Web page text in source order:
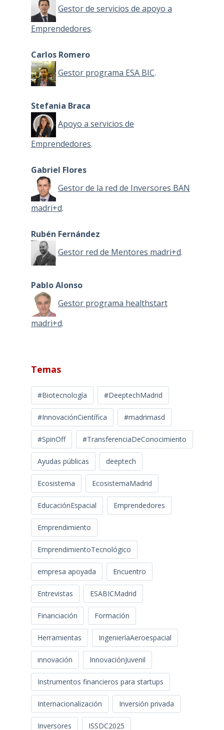
Gestor de servicios de apoyo a
Emprendedores.
Carlos Romero
Gestor programa ESA BIC.
Stefania Braca
Apoyo a servicios de
Emprendedores.
Gabriel Flores
Gestor de la red de Inversores BAN
madri+d.
Rubén Fernández
Gestor red de Mentores madri+d.
Pablo Alonso
Gestor programa healthstart
madri+d.
Temas
#Biotecnología #DeeptechMadrid
#InnovaciónCientífica #madrimasd
#SpinOff #TransferenciaDeConocimiento
Ayudas públicas deeptech
Ecosistema EcosistemaMadrid
EducaciónEspacial Emprendedores
Emprendimiento
EmprendimientoTecnológico
empresa apoyada Encuentro
Entrevistas ESABICMadrid
Financiación Formación
Herramientas IngenieríaAeroespacial
innovación InnovaciónJuvenil
Instrumentos financieros para startups
Internacionalización Inversión privada
Inversores ISSDC2025